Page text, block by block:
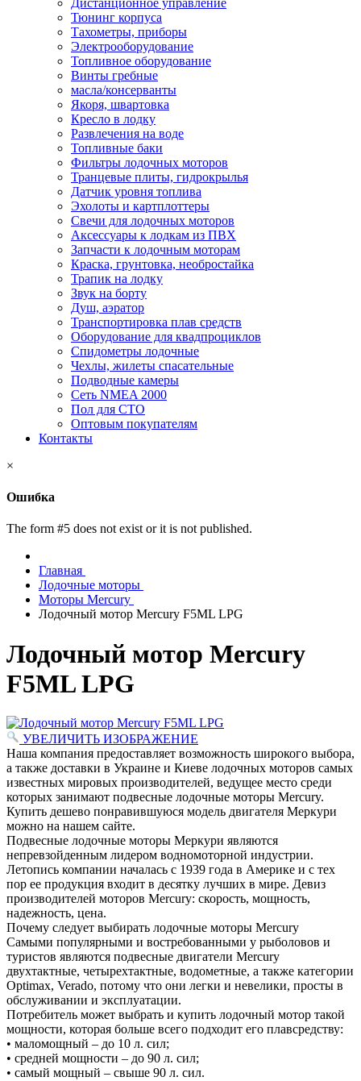
Тюнинг корпуса
Тахометры, приборы
Электрооборудование
Топливное оборудование
Винты гребные
масла/консерванты
Якоря, швартовка
Кресло в лодку
Развлечения на воде
Топливные баки
Фильтры лодочных моторов
Транцевые плиты, гидрокрылья
Датчик уровня топлива
Эхолоты и картплоттеры
Cвечи для лодочных моторов
Аксессуары к лодкам из ПВХ
Запчасти к лодочным моторам
Краска, грунтовка, необростайка
Трапик на лодку
Звук на борту
Душ, аэратор
Транспортировка плав средств
Оборудование для квадпроциклов
Спидометры лодочные
Чехлы, жилеты спасательные
Подводные камеры
Сеть NMEA 2000
Пол для СТО
Оптовым покупателям
Контакты
×
Ошибка
The form #5 does not exist or it is not published.
Главная
Лодочные моторы
Моторы Mercury
Лодочный мотор Mercury F5ML LPG
Лодочный мотор Mercury
F5ML LPG
УВЕЛИЧИТЬ ИЗОБРАЖЕНИЕ
Наша компания предоставляет возможность широкого выбора,
а также доставки в Украине и Киеве лодочных моторов самых
известных мировых производителей, ведущее место среди
которых занимают подвесные лодочные моторы Mercury.
Купить дешево понравившуюся модель двигателя Меркури
можно на нашем сайте.
Подвесные лодочные моторы Меркури являются
непревзойденным лидером водномоторной индустрии.
Летопись компании началась с 1939 года в Америке и с тех
пор ее продукция входит в десятку лучших в мире. Девиз
производителей моторов Mercury: скорость, мощность,
надежность, цена.
Почему следует выбирать лодочные моторы Mercury
Самыми популярными и востребованными у рыболовов и
туристов являются подвесные двигатели Mercury
двухтактные, четырехтактные, водометные, а также категории
Optimax, Verado, потому что они легки и невелики, просты в
обслуживании и эксплуатации.
Потребитель может выбрать и купить лодочный мотор такой
мощности, которая больше всего подходит его плавсредству:
• маломощный – до 10 л. сил;
• средней мощности – до 90 л. сил;
• самый мощный – свыше 90 л. сил.